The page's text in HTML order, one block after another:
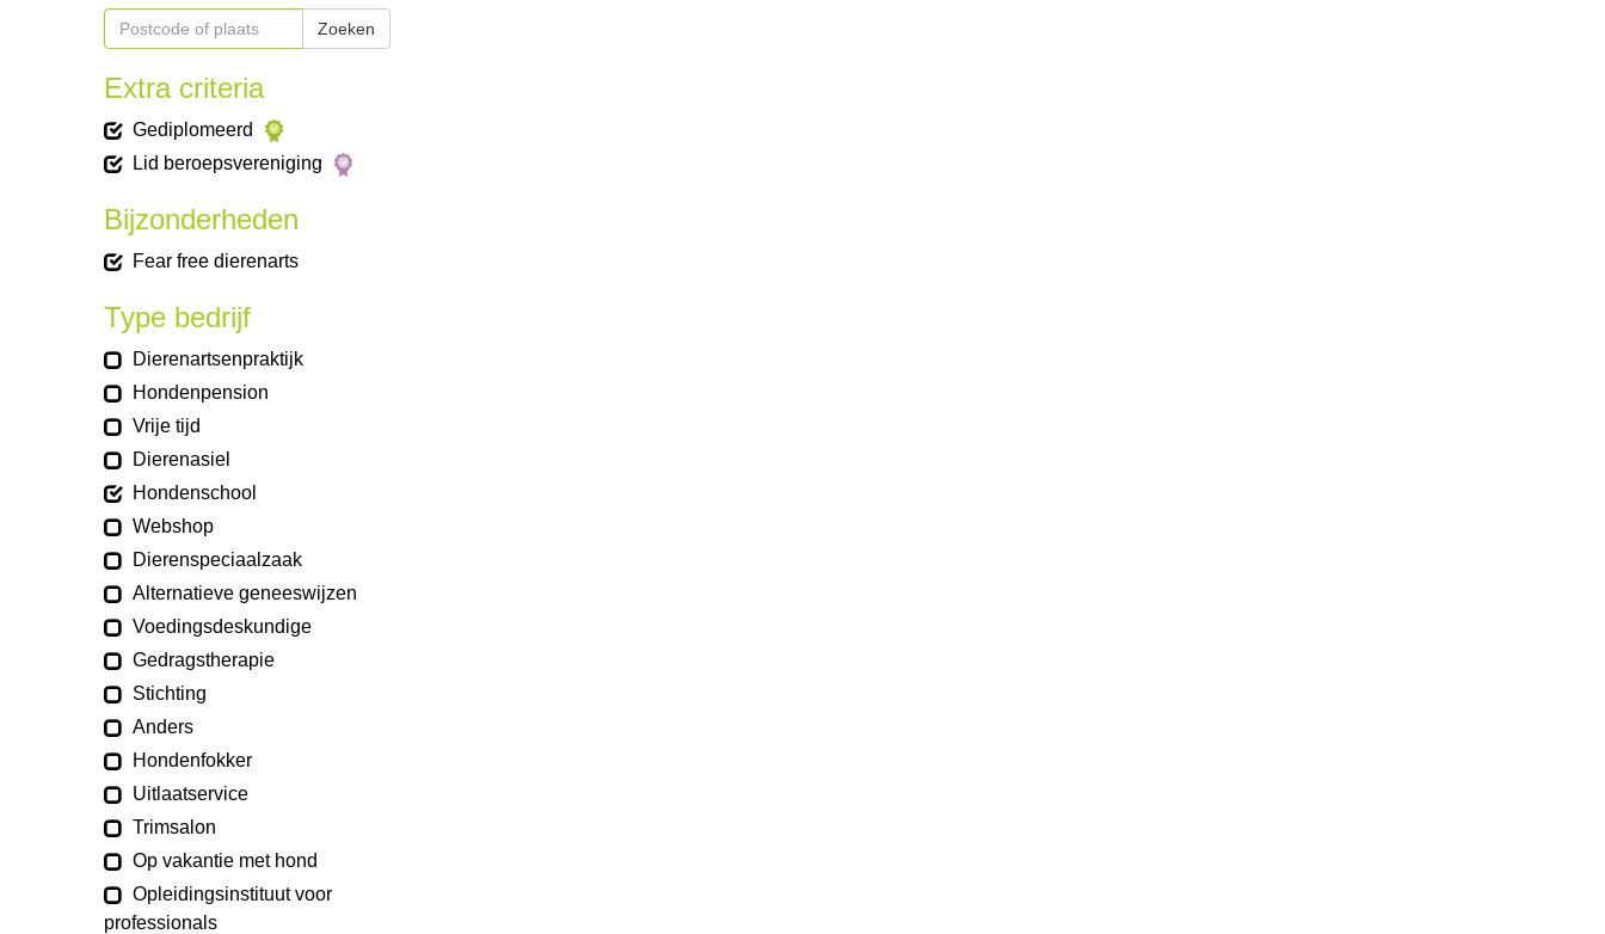
Zoeken
Extra criteria
Gediplomeerd
Lid beroepsvereniging
Bijzonderheden
Fear free dierenarts
Type bedrijf
Dierenartsenpraktijk
Hondenpension
Vrije tijd
Dierenasiel
Hondenschool
Webshop
Dierenspeciaalzaak
Alternatieve geneeswijzen
Voedingsdeskundige
Gedragstherapie
Stichting
Anders
Hondenfokker
Uitlaatservice
Trimsalon
Op vakantie met hond
Opleidingsinstituut voor
professionals